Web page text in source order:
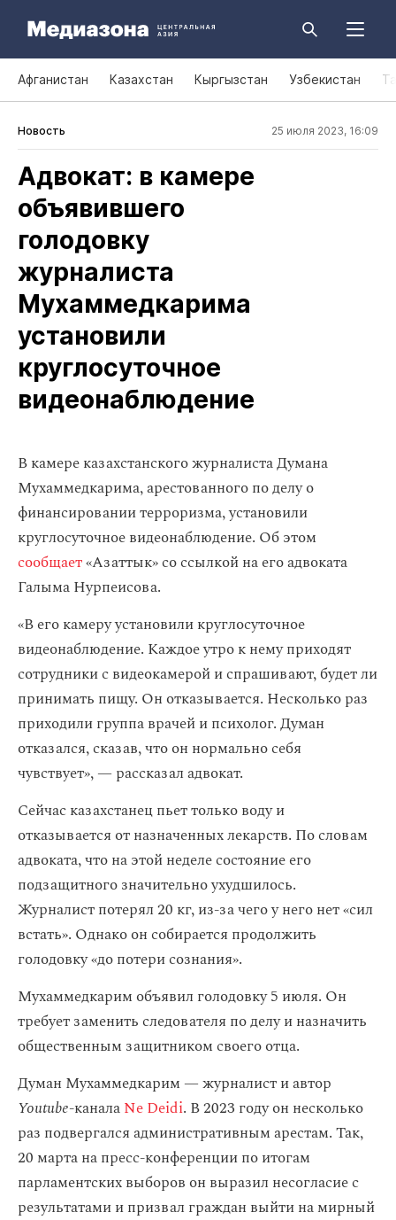
Афганистан Казахстан Кыргызстан Узбекистан
Новость 25 июля 2023, 16:09
Адвокат: в камере
объявившего
голодовку
журналиста
Мухаммедкарима
установили
круглосуточное
видеонаблюдение
В камере казахстанского журналиста Думана
Мухаммедкарима, арестованного по делу о
финансировании терроризма, установили
круглосуточное видеонаблюдение. Об этом
сообщает«Азаттык» со ссылкой на его адвоката
Галыма Нурпеисова.
«В его камеру установили круглосуточное
видеонаблюдение. Каждое утро к нему приходят
сотрудники с видеокамерой и спрашивают, будет ли
принимать пищу. Он отказывается. Несколько раз
приходили группа врачей и психолог. Думан
отказался, сказав, что он нормально себя
чувствует», — рассказал адвокат.
Сейчас казахстанец пьет только воду и
отказывается от назначенных лекарств. По словам
адвоката, что на этой неделе состояние его
подзащитного значительно ухудшилось.
Журналист потерял 20 кг, из-за чего у него нет «сил
встать». Однако он собирается продолжить
голодовку «до потери сознания».
Мухаммедкарим объявил голодовку 5 июля. Он
требует заменить следователя по делу и назначить
общественным защитником своего отца.
Думан Мухаммедкарим — журналист и автор
Youtube-каналаNe Deidi. В 2023 году он несколько
раз подвергался административным арестам. Так,
20 марта на пресс-конференции по итогам
парламентских выборов он выразил несогласие с
результатами и призвал граждан выйти на мирный